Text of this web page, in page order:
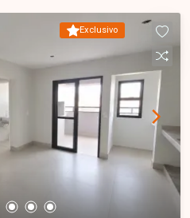
Exclusivo